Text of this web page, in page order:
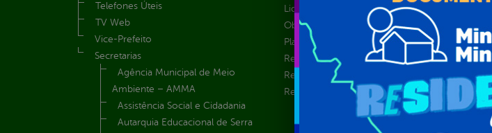
Telefones Úteis
TV Web
Vice-Prefeito
Secretarias
Agência Municipal de Meio
Ambiente – AMMA
Assistência Social e Cidadania
Autarquia Educacional de Serra
Licitações e Contratos
Obras Públicas
Planejamento e Prestação de Contas
Receitas
Recursos Humanos
Renúncias de Receitas